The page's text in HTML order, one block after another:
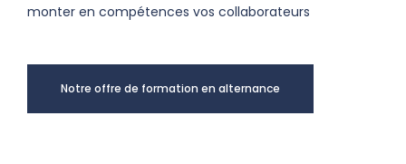
monter en compétences vos collaborateurs
Notre offre de formation en alternance